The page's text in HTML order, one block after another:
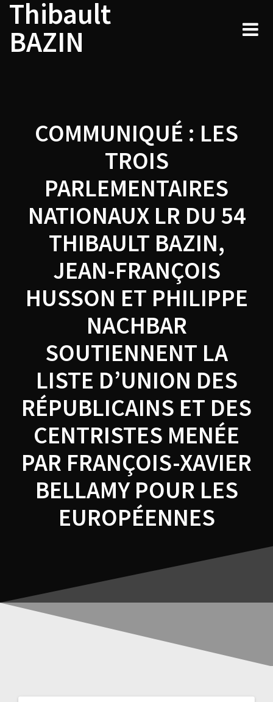
Skip
content
Thibault
BAZIN
COMMUNIQUÉ : LES
TROIS
PARLEMENTAIRES
NATIONAUX LR DU 54
THIBAULT BAZIN,
JEAN-FRANÇOIS
HUSSON ET PHILIPPE
NACHBAR
SOUTIENNENT LA
LISTE D’UNION DES
RÉPUBLICAINS ET DES
CENTRISTES MENÉE
PAR FRANÇOIS-XAVIER
BELLAMY POUR LES
EUROPÉENNES
Navigation
de